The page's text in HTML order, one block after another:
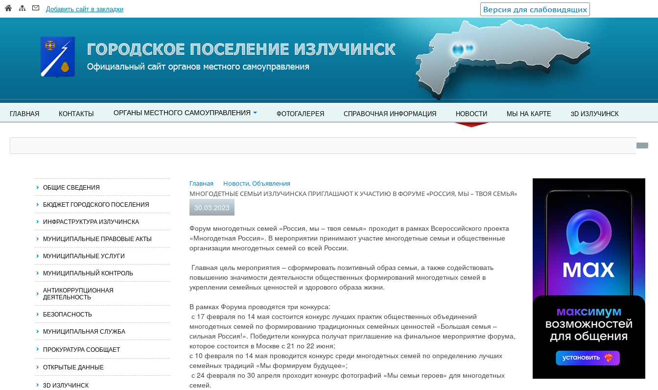
Версия для слабовидящих
Добавить сайт в закладки
ГЛАВНАЯ КОНТАКТЫ ОРГАНЫ МЕСТНОГО САМОУПРАВЛЕНИЯ ФОТОГАЛЕРЕЯ СПРАВОЧНАЯ ИНФОРМАЦИЯ НОВОСТИ МЫ НА КАРТЕ 3D ИЗЛУЧИНСК
Главная
Новости, Объявления
МНОГОДЕТНЫЕ СЕМЬИ ИЗЛУЧИНСКА ПРИГЛАШАЮТ К УЧАСТИЮ В ФОРУМЕ «РОССИЯ, МЫ – ТВОЯ СЕМЬЯ»
30.03.2023
Форум многодетных семей «Россия, мы – твоя семья» проходит в рамках Всероссийского проекта
«Многодетная Россия». В мероприятии принимают участие многодетные семьи и общественные
организации многодетных семей со всей России.
Главная цель мероприятия – сформировать позитивный образ семьи, а также содействовать
повышению значимости деятельности общественных формирований многодетных семей в
укреплении семейных ценностей и здорового образа жизни.
В рамках Форума проводятся три конкурса:
с 17 февраля по 14 мая состоится конкурс лучших практик общественных объединений
многодетных семей по формированию традиционных семейных ценностей «Большая семья –
сильная Россия!». Победители конкурса получат приглашение на финальное мероприятие форума,
которое состоится в Москве с 21 по 22 июня;
с 10 февраля по 14 мая проводится конкурс среди многодетных семей по определению лучших
семейных традиций «Мы формируем будущее»;
с 24 февраля по 30 апреля проходит конкурс фотографий «Мы семьи героев» для многодетных
семей.
ОБЩИЕ СВЕДЕНИЯ
БЮДЖЕТ ГОРОДСКОГО ПОСЕЛЕНИЯ
ИНФРАСТРУКТУРА ИЗЛУЧИНСКА
МУНИЦИПАЛЬНЫЕ ПРАВОВЫЕ АКТЫ
МУНИЦИПАЛЬНЫЕ УСЛУГИ
МУНИЦИПАЛЬНЫЙ КОНТРОЛЬ
АНТИКОРРУПЦИОННАЯ
ДЕЯТЕЛЬНОСТЬ
БЕЗОПАСНОСТЬ
МУНИЦИПАЛЬНАЯ СЛУЖБА
ПРОКУРАТУРА СООБЩАЕТ
ОТКРЫТЫЕ ДАННЫЕ
3D ИЗЛУЧИНСК